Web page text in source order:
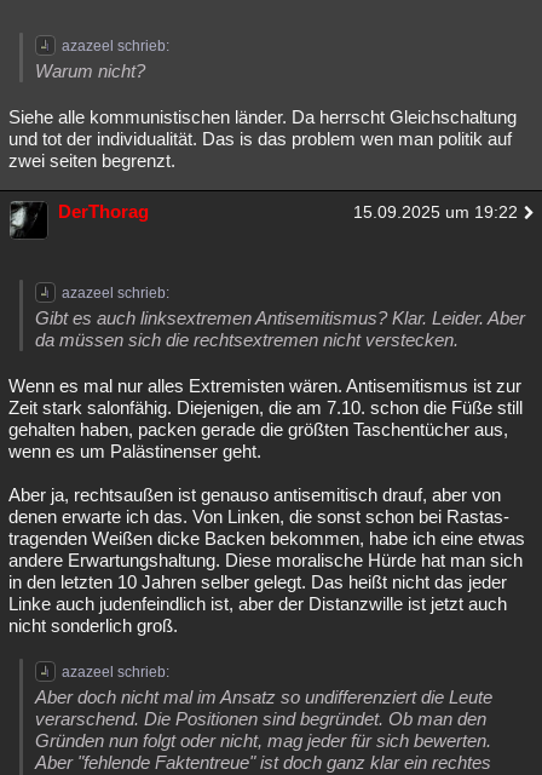
azazeel schrieb:
Warum nicht?
Siehe alle kommunistischen länder. Da herrscht Gleichschaltung
und tot der individualität. Das is das problem wen man politik auf
zwei seiten begrenzt.
DerThorag 15.09.2025 um 19:22
azazeel schrieb:
Gibt es auch linksextremen Antisemitismus? Klar. Leider. Aber
da müssen sich die rechtsextremen nicht verstecken.
Wenn es mal nur alles Extremisten wären. Antisemitismus ist zur
Zeit stark salonfähig. Diejenigen, die am 7.10. schon die Füße still
gehalten haben, packen gerade die größten Taschentücher aus,
wenn es um Palästinenser geht.
Aber ja, rechtsaußen ist genauso antisemitisch drauf, aber von
denen erwarte ich das. Von Linken, die sonst schon bei Rastas-
tragenden Weißen dicke Backen bekommen, habe ich eine etwas
andere Erwartungshaltung. Diese moralische Hürde hat man sich
in den letzten 10 Jahren selber gelegt. Das heißt nicht das jeder
Linke auch judenfeindlich ist, aber der Distanzwille ist jetzt auch
nicht sonderlich groß.
azazeel schrieb:
Aber doch nicht mal im Ansatz so undifferenziert die Leute
verarschend. Die Positionen sind begründet. Ob man den
Gründen nun folgt oder nicht, mag jeder für sich bewerten.
Aber "fehlende Faktentreue" ist doch ganz klar ein rechtes